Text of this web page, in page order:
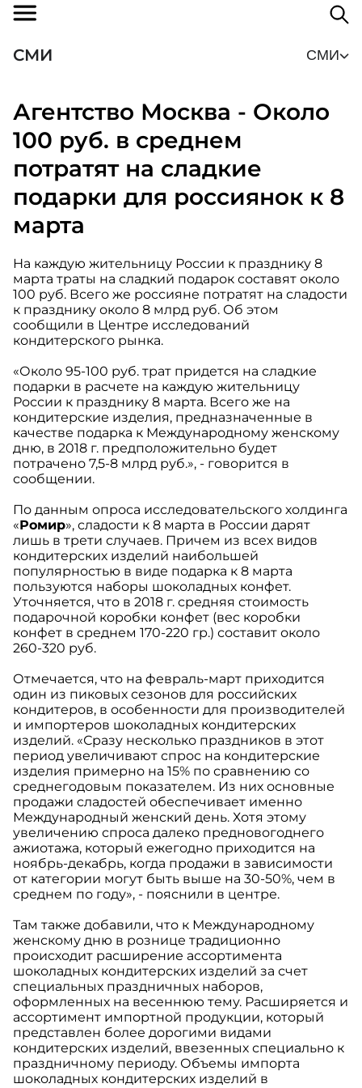
СМИ СМИ
Агентство Москва - Около
100 руб. в среднем
потратят на сладкие
подарки для россиянок к 8
марта
На каждую жительницу России к празднику 8
марта траты на сладкий подарок составят около
100 руб. Всего же россияне потратят на сладости
к празднику около 8 млрд руб. Об этом
сообщили в Центре исследований
кондитерского рынка.
«Около 95-100 руб. трат придется на сладкие
подарки в расчете на каждую жительницу
России к празднику 8 марта. Всего же на
кондитерские изделия, предназначенные в
качестве подарка к Международному женскому
дню, в 2018 г. предположительно будет
потрачено 7,5-8 млрд руб.», - говорится в
сообщении.
По данным опроса исследовательского холдинга
«Ромир», сладости к 8 марта в России дарят
лишь в трети случаев. Причем из всех видов
кондитерских изделий наибольшей
популярностью в виде подарка к 8 марта
пользуются наборы шоколадных конфет.
Уточняется, что в 2018 г. средняя стоимость
подарочной коробки конфет (вес коробки
конфет в среднем 170-220 гр.) составит около
260-320 руб.
Отмечается, что на февраль-март приходится
один из пиковых сезонов для российских
кондитеров, в особенности для производителей
и импортеров шоколадных кондитерских
изделий. «Сразу несколько праздников в этот
период увеличивают спрос на кондитерские
изделия примерно на 15% по сравнению со
среднегодовым показателем. Из них основные
продажи сладостей обеспечивает именно
Международный женский день. Хотя этому
увеличению спроса далеко предновогоднего
ажиотажа, который ежегодно приходится на
ноябрь-декабрь, когда продажи в зависимости
от категории могут быть выше на 30-50%, чем в
среднем по году», - пояснили в центре.
Там также добавили, что к Международному
женскому дню в рознице традиционно
происходит расширение ассортимента
шоколадных кондитерских изделий за счет
специальных праздничных наборов,
оформленных на весеннюю тему. Расширяется и
ассортимент импортной продукции, который
представлен более дорогими видами
кондитерских изделий, ввезенных специально к
праздничному периоду. Объемы импорта
шоколадных кондитерских изделий в